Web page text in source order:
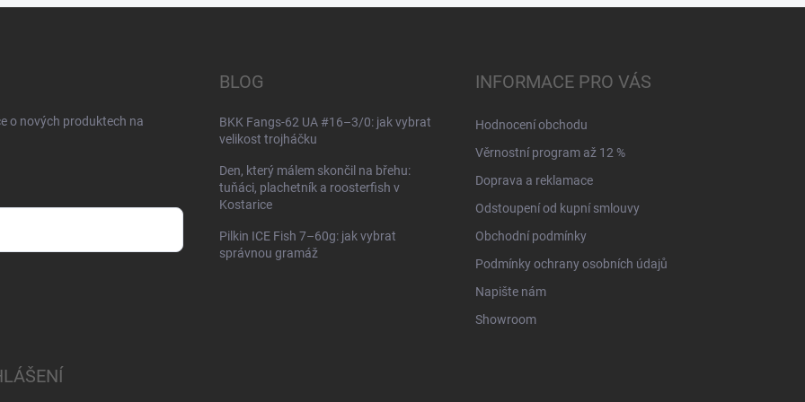
o nových produktech na
BLOG
BKK Fangs-62 UA #16–3/0: jak vybrat
velikost trojháčku
Den, který málem skončil na břehu:
tuňáci, plachetník a roosterfish v
Kostarice
Pilkin ICE Fish 7–60g: jak vybrat
správnou gramáž
INFORMACE PRO VÁS
Hodnocení obchodu
Věrnostní program až 12 %
Doprava a reklamace
Odstoupení od kupní smlouvy
Obchodní podmínky
Podmínky ochrany osobních údajů
Napište nám
Showroom